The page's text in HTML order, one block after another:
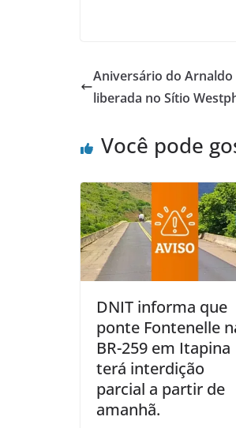
Aniversário do
liberada no Sítio
Você pode
DNIT informa que
ponte Fontenelle
BR-259 em Itapina
terá interdição
parcial a partir de
amanhã.